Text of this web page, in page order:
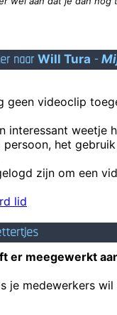
naar Will Tura -
geen videoclip
interessant weetje
persoon, het
zijn om een
lid
er meegewerkt
je medewerkers